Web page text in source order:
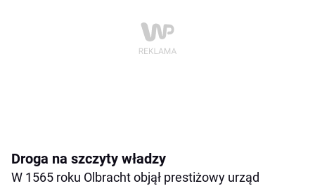
Droga na szczyty władzy
W 1565 roku Olbracht objął prestiżowy urząd